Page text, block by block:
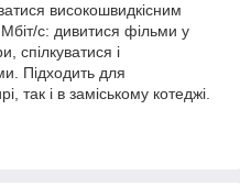
високошвидкісним
с: дивитися фільми у
спілкуватися і
Підходить для
так і в заміському котеджі.